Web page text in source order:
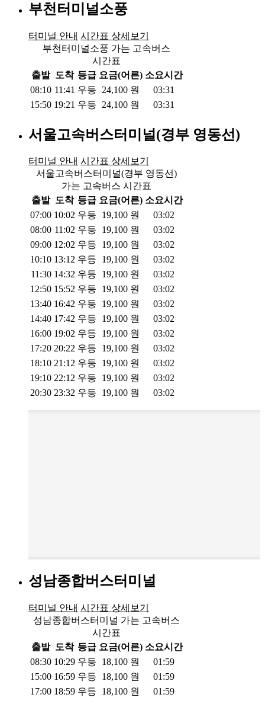
부천터미널소풍
터미널 안내 시간표 상세보기
부천터미널소풍 가는 고속버스
시간표
출발 도착 등급 요금(어른) 소요시간
08:10 11:41 우등 24,100 원
03:31
15:50 19:21 우등 24,100 원 03:31
서울고속버스터미널(경부 영동선)
터미널 안내 시간표 상세보기
서울고속버스터미널(경부 영동선)
가는 고속버스 시간표
출발 도착 등급 요금(어른) 소요시간
07:00 10:02 우등 19,100 원
03:02
08:00 11:02 우등 19,100 원
03:02
09:00 12:02 우등 19,100 원
03:02
10:10 13:12 우등 19,100 원
03:02
11:30 14:32 우등 19,100 원
03:02
12:50 15:52 우등 19,100 원
03:02
13:40 16:42 우등 19,100 원
03:02
14:40 17:42 우등 19,100 원
03:02
16:00 19:02 우등 19,100 원
03:02
17:20 20:22 우등 19,100 원
03:02
18:10 21:12 우등 19,100 원
03:02
19:10 22:12 우등 19,100 원
03:02
20:30 23:32 우등 19,100 원 03:02
성남종합버스터미널
터미널 안내 시간표 상세보기
성남종합버스터미널 가는 고속버스
시간표
출발 도착 등급 요금(어른) 소요시간
08:30 10:29 우등 18,100 원
01:59
15:00 16:59 우등 18,100 원
01:59
17:00 18:59 우등 18,100 원 01:59